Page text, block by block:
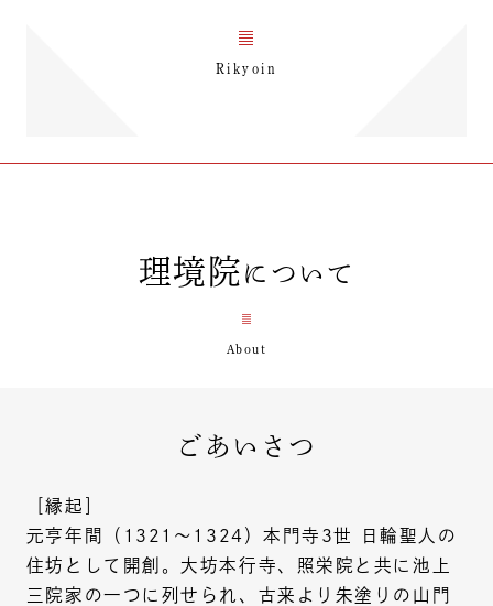
Rikyoin
理境院 について
ごあいさつ
［縁起］
元亨年間（1321〜1324）本門寺3世 日輪聖人の
住坊として開創。大坊本行寺、照栄院と共に池上
三院家の一つに列せられ、古来より朱塗りの山門